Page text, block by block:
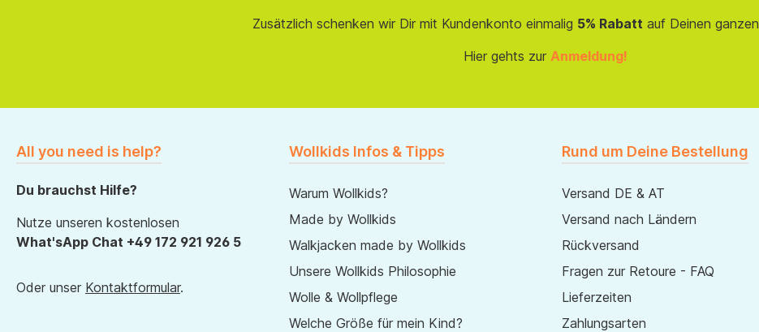
Zusätzlich schenken wir Dir mit Kundenkonto einmalig 5% Rabatt auf Deinen ganzen
Hier gehts zur Anmeldung!
All you need is help?
Du brauchst Hilfe?
Nutze unseren kostenlosen
What'sApp Chat +49 172 921 926 5
Oder unser Kontaktformular.
Wollkids Infos & Tipps
Warum Wollkids?
Made by Wollkids
Walkjacken made by Wollkids
Unsere Wollkids Philosophie
Wolle & Wollpflege
Welche Größe für mein Kind?
Rund um Deine Bestellung
Versand DE & AT
Versand nach Ländern
Rückversand
Fragen zur Retoure - FAQ
Lieferzeiten
Zahlungsarten